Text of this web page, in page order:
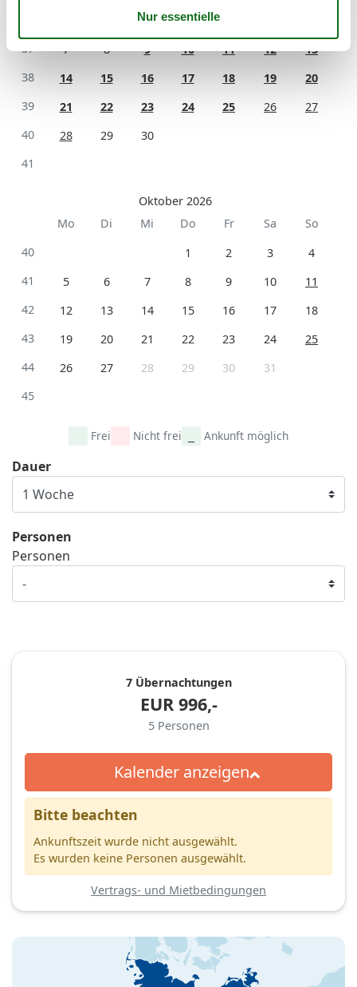
2 3
37
7 8 9 10 11 12
13
38
14 15 16 17 18 19
20
39
21 22 23 24 25 26
27
40
28 29
30
41
Oktober 2026
Mo
Di Mi Do Fr Sa
So
40
1 2 3
4
41
5 6 7 8 9 10
11
42
12 13 14 15 16 17
18
43
19 20 21 22 23 24
25
44
26 27 28 29 30
31
45
Frei Nicht frei Ankunft möglich
Dauer
Personen
Personen
7 Übernachtungen
EUR 996,-
5 Personen
Kalender anzeigen
Bitte beachten
Ankunftszeit wurde nicht ausgewählt.
Es wurden keine Personen ausgewählt.
Vertrags- und Mietbedingungen